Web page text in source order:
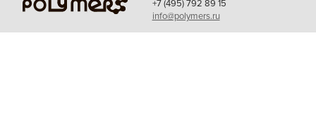
+7 (495) 792 89 15
info@polymers.ru